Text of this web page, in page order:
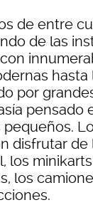
de entre
de las
hasta
por
pensado
pequeños.
disfrutar de
los
los